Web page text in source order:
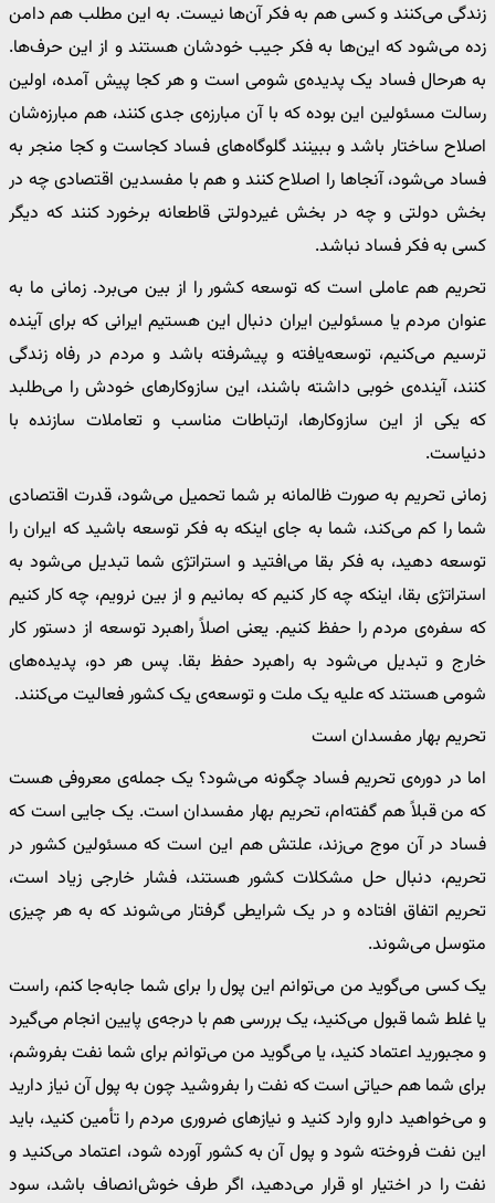
زندگی می‌کنند و کسی هم به فکر آن‌ها نیست. به این مطلب هم دامن
زده می‌شود که این‌ها به فکر جیب خودشان هستند و از این حرف‌ها.
به هرحال فساد یک پدیده‌ی شومی است و هر کجا پیش آمده، اولین
رسالت مسئولین این بوده که با آن مبارزه‌ی جدی کنند، هم مبارزه‌شان
اصلاح ساختار باشد و ببینند گلوگاه‌های فساد کجاست و کجا منجر به
فساد می‌شود، آنجاها را اصلاح کنند و هم با مفسدین اقتصادی چه در
بخش دولتی و چه در بخش غیردولتی قاطعانه برخورد کنند که دیگر
کسی به فکر فساد نباشد.
تحریم هم عاملی است که توسعه کشور را از بین می‌برد. زمانی ما به
عنوان مردم یا مسئولین ایران دنبال این هستیم ایرانی که برای آینده
ترسیم می‌کنیم، توسعه‌یافته و پیشرفته باشد و مردم در رفاه زندگی
کنند، آینده‌ی خوبی داشته باشند، این سازوکارهای خودش را می‌طلبد
که یکی از این سازوکارها، ارتباطات مناسب و تعاملات سازنده با
دنیاست.
زمانی تحریم به صورت ظالمانه بر شما تحمیل می‌شود، قدرت اقتصادی
شما را کم می‌کند، شما به جای اینکه به فکر توسعه باشید که ایران را
توسعه دهید، به فکر بقا می‌افتید و استراتژی شما تبدیل می‌شود به
استراتژی بقا، اینکه چه کار کنیم که بمانیم و از بین نرویم، چه کار کنیم
که سفره‌ی مردم را حفظ کنیم. یعنی اصلاً راهبرد توسعه از دستور کار
خارج و تبدیل می‌شود به راهبرد حفظ بقا. پس هر دو، پدیده‌های
شومی هستند که علیه یک ملت و توسعه‌ی یک کشور فعالیت می‌کنند.
تحریم بهار مفسدان است
اما در دوره‌ی تحریم فساد چگونه می‌شود؟ یک جمله‌ی معروفی هست
که من قبلاً هم گفته‌ام، تحریم بهار مفسدان است. یک جایی است که
فساد در آن موج می‌زند، علتش هم این است که مسئولین کشور در
تحریم، دنبال حل مشکلات کشور هستند، فشار خارجی زیاد است،
تحریم اتفاق افتاده و در یک شرایطی گرفتار می‌شوند که به هر چیزی
متوسل می‌شوند.
یک کسی می‌گوید من می‌توانم این پول را برای شما جابه‌جا کنم، راست
یا غلط شما قبول می‌کنید، یک بررسی هم با درجه‌ی پایین انجام می‌گیرد
و مجبورید اعتماد کنید، یا می‌گوید من می‌توانم برای شما نفت بفروشم،
برای شما هم حیاتی است که نفت را بفروشید چون به پول آن نیاز دارید
و می‌خواهید دارو وارد کنید و نیازهای ضروری مردم را تأمین کنید، باید
این نفت فروخته شود و پول آن به کشور آورده شود، اعتماد می‌کنید و
نفت را در اختیار او قرار می‌دهید، اگر طرف خوش‌انصاف باشد، سود